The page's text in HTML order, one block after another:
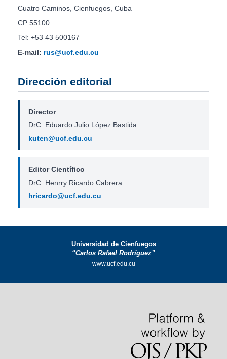
Cuatro Caminos, Cienfuegos, Cuba
CP 55100
Tel: +53 43 500167
E-mail: rus@ucf.edu.cu
Dirección editorial
Director
DrC. Eduardo Julio López Bastida
kuten@ucf.edu.cu
Editor Científico
DrC. Henrry Ricardo Cabrera
hricardo@ucf.edu.cu
Universidad de Cienfuegos
“Carlos Rafael Rodríguez”
www.ucf.edu.cu